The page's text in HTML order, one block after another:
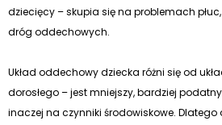
dziecięcy – skupia się na problemach
dróg oddechowych.
Układ oddechowy dziecka różni się od
dorosłego – jest mniejszy, bardziej
inaczej na czynniki środowiskowe.